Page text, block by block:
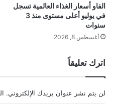
المكرمة، إلى أهمية
العام والخاص، لتعزيز
منذ إطلاق استراتيجية
من المشاريع التي
م
ة
ل
ر
ي
ا
و
غ
د
الفاو أسعار الغذاء العالمية تسجل
في يوليو أعلى مستوى منذ 3
سنوات
أغسطس 8, 2026
اترك تعليقاً
لن يتم نشر عنوان بريدك الإلكتروني.